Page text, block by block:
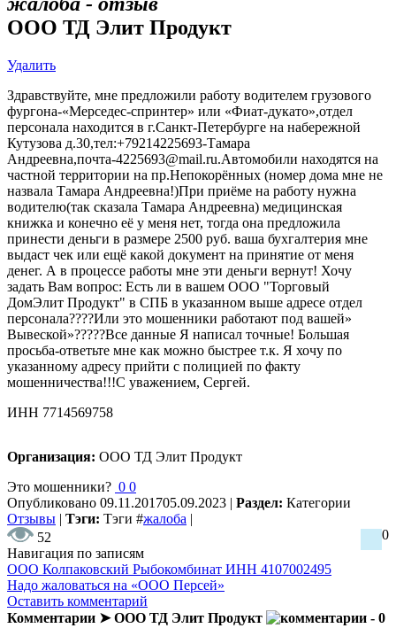
ООО ТД Элит Продукт
Удалить
Здравствуйте, мне предложили работу водителем грузового
фургона-«Мерседес-спринтер» или «Фиат-дукато»,отдел
персонала находится в г.Санкт-Петербурге на набережной
Кутузова д.30,тел:+79214225693-Тамара
Андреевна,почта-4225693@mail.ru.Автомобили находятся на
частной территории на пр.Непокорённых (номер дома мне не
назвала Тамара Андреевна!)При приёме на работу нужна
водителю(так сказала Тамара Андреевна) медицинская
книжка и конечно её у меня нет, тогда она предложила
принести деньги в размере 2500 руб. ваша бухгалтерия мне
выдаст чек или ещё какой документ на принятие от меня
денег. А в процессе работы мне эти деньги вернут! Хочу
задать Вам вопрос: Есть ли в вашем ООО "Торговый
ДомЭлит Продукт" в СПБ в указанном выше адресе отдел
персонала????Или это мошенники работают под вашей»
Вывеской»?????Все данные Я написал точные! Большая
просьба-ответьте мне как можно быстрее т.к. Я хочу по
указанному адресу прийти с полицией по факту
мошенничества!!!С уважением, Сергей.
ИНН 7714569758
Организация: ООО ТД Элит Продукт
Это мошенники? 0 0
Опубликовано 09.11.201705.09.2023 | Раздел: Категории
Отзывы | Тэги: Тэги #жалоба |
52
0
Навигация по записям
ООО Колпаковский Рыбокомбинат ИНН 4107002495
Надо жаловаться на «ООО Персей»
Оставить комментарий
Комментарии ➤ ООО ТД Элит Продукт
- 0